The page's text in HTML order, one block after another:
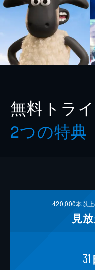
無料トラ
2つの特典
420,000本以
見
31